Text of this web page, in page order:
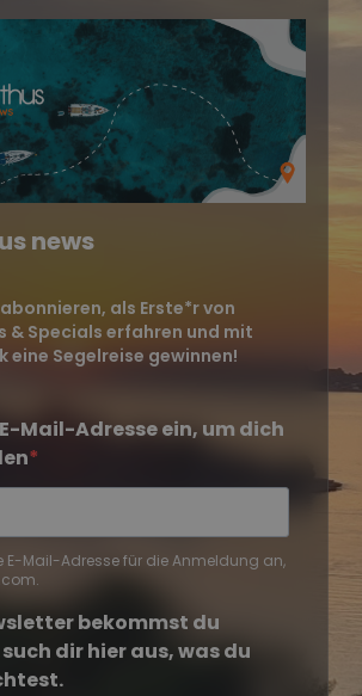
news
als Erste*r von
& Specials erfahren und mit
eine Segelreise gewinnen!
Mail-Adresse ein, um dich
E-Mail-Adresse für die Anmeldung an,
bekommst du
dir hier aus, was du